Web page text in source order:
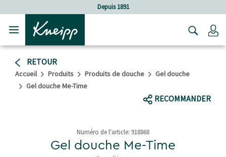
Sauter au contenu du pied de page
Depuis 1891
RETOUR
Accueil Produits Produits de douche
Gel douche
Gel douche Me-Time
RECOMMANDER
Numéro de l'article: 918868
Gel douche Me-Time